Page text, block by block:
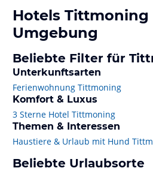
Hotels Tittmoning
Umgebung
Beliebte Filter für
Unterkunftsarten
Ferienwohnung Tittmoning
Komfort & Luxus
3 Sterne Hotel Tittmoning
Themen & Interessen
Haustiere & Urlaub mit Hund
Beliebte Urlaubsorte